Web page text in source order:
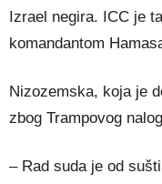
Izrael negira. ICC je
komandantom
Nizozemska, koja je
zbog Trampovog
– Rad suda je od